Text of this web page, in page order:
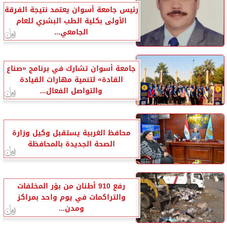
رئيس جامعة أسوان يعتمد نتيجة الفرقة
الأولى بكلية الطب البشري للعام
الجامعي...
جامعة أسوان تشارك في برنامج «صناع
القادة» لتنمية مهارات القيادة
والتواصل الفعال...
محافظ الغربية يستقبل وكيل وزارة
الصحة الجديدة بالمحافظة
رفع 910 أطنان من بؤر المخلفات
والتراكمات في يوم واحد بمراكز
ومدن...